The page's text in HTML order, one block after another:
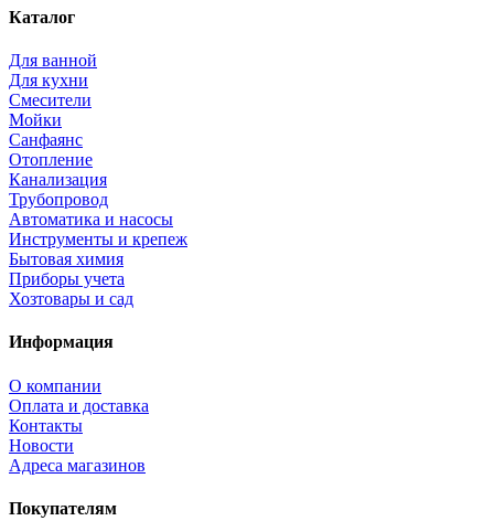
Каталог
Для ванной
Для кухни
Смесители
Мойки
Санфаянс
Отопление
Канализация
Трубопровод
Автоматика и насосы
Инструменты и крепеж
Бытовая химия
Приборы учета
Хозтовары и сад
Информация
О компании
Оплата и доставка
Контакты
Новости
Адреса магазинов
Покупателям